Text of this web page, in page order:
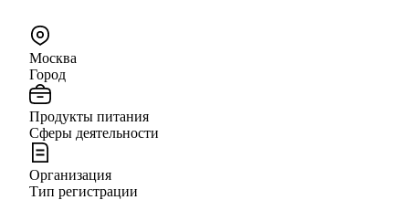
Москва
Город
Продукты питания
Сферы деятельности
Организация
Тип регистрации